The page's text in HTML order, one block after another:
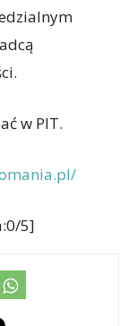
w PIT.
5]